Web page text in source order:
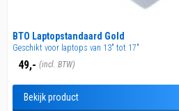
BTO Laptopstandaard Gold
Geschikt voor laptops van 13" tot 17"
49,- (incl. BTW)
Bekijk product